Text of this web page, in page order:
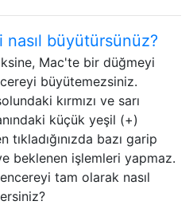
nasıl büyütürsünüz?
Mac'te bir düğmeyi
büyütemezsiniz.
kırmızı ve sarı
küçük yeşil (+)
tıkladığınızda bazı garip
beklenen işlemleri yapmaz.
tam olarak nasıl